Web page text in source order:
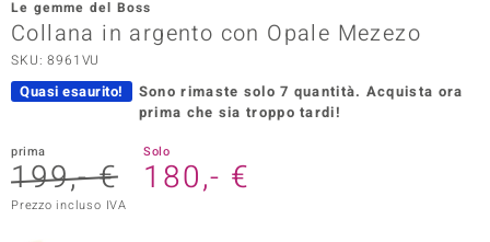
Paraíso
Le gemme del Boss
Collana in argento con Opale Mezezo
SKU: 8961VU
Quasi esaurito! Sono rimaste solo 7 quantità. Acquista ora
prima che sia troppo tardi!
prima
199,- €
Solo
180,- €
Prezzo incluso IVA